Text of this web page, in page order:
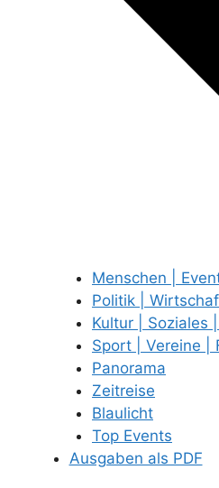
Menschen |
Politik |
Kultur | Soziales
Sport | Vereine |
Panorama
Zeitreise
Blaulicht
Top Events
Ausgaben als PDF